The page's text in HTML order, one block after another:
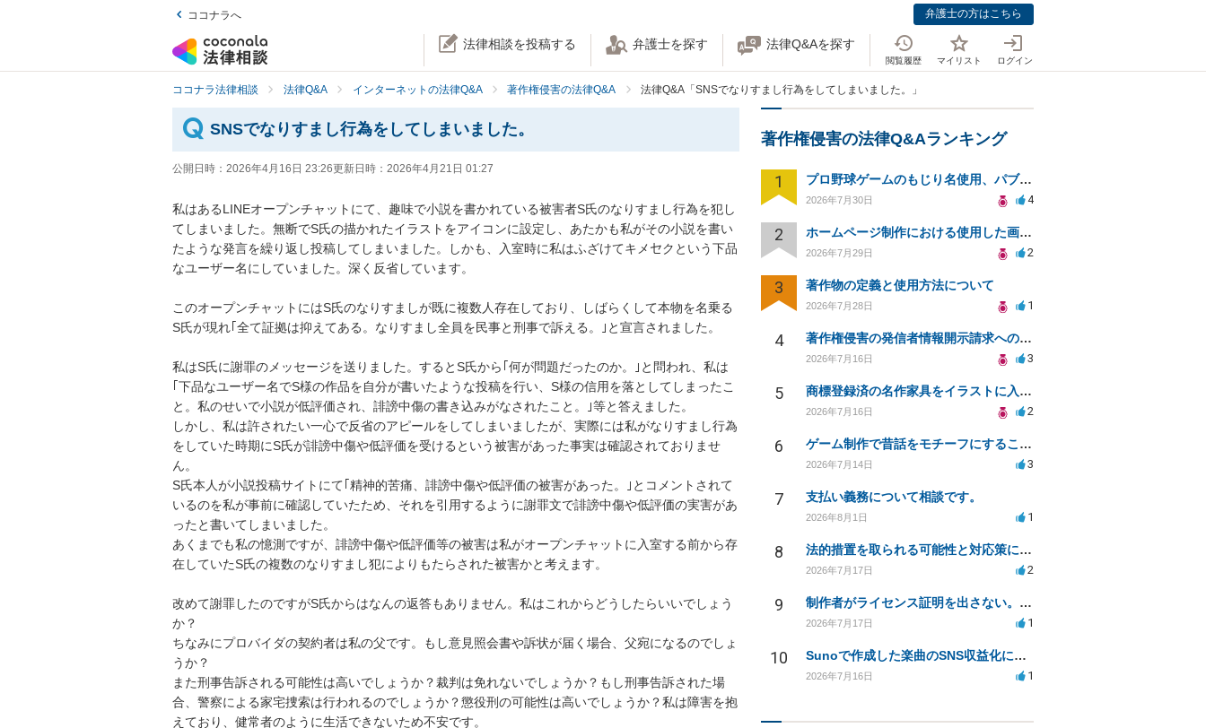
ココナラへ 弁護士の方はこちら
法律相談を投稿する 弁護士を探す 法律Q&Aを探す
閲覧履歴 マイリスト ログイン
ココナラ法律相談 法律Q&A インターネットの法律Q&A 著作権侵害の法律Q&A 法律Q&A「SNSでなりすまし行為をしてしまいました。」
SNSでなりすまし行為をしてしまいました。
公開日時： 2026年4月16日 23:26更新日時： 2026年4月21日 01:27
私はあるLINEオープンチャットにて、趣味で小説を書かれている被害者S氏のなりすまし行為を犯し
てしまいました。無断でS氏の描かれたイラストをアイコンに設定し、あたかも私がその小説を書い
たような発言を繰り返し投稿してしまいました。しかも、入室時に私はふざけてキメㆤクという下品
なユーザー名にしていました。深く反省しています。
このオープンチャットにはS氏のなりすましが既に複数人存在しており、しばらくして本物を名乗る
S氏が現れ｢全て証拠は抑えてある。なりすまし全員を民事と刑事で訴える。｣と宣言されました。
私はS氏に謝罪のメッセージを送りました。するとS氏から｢何が問題だったのか。｣と問われ、私は
｢下品なユーザー名でS様の作品を自分が書いたような投稿を行い、S様の信用を落としてしまったこ
と。私のせいで小説が低評価され、誹謗中傷の書き込みがなされたこと。｣等と答えました。
しかし、私は許されたい一心で反省のアピールをしてしまいましたが、実際には私がなりすまし行為
をしていた時期にS氏が誹謗中傷や低評価を受けるという被害があった事実は確認されておりませ
ん。
S氏本人が小説投稿サイトにて｢精神的苦痛、誹謗中傷や低評価の被害があった。｣とコメントされて
いるのを私が事前に確認していたため、それを引用するように謝罪文で誹謗中傷や低評価の実害があ
ったと書いてしまいました。
あくまでも私の憶測ですが、誹謗中傷や低評価等の被害は私がオープンチャットに入室する前から存
在していたS氏の複数のなりすまし犯によりもたらされた被害かと考えます。
改めて謝罪したのですがS氏からはなんの返答もありません。私はこれからどうしたらいいでしょう
か？
ちなみにプロバイダの契約者は私の父です。もし意見照会書や訴状が届く場合、父宛になるのでしょ
うか？
また刑事告訴される可能性は高いでしょうか？裁判は免れないでしょうか？もし刑事告訴された場
合、警察による家宅捜索は行われるのでしょうか？懲役刑の可能性は高いでしょうか？私は障害を抱
えており、健常者のように生活できないため不安です。
著作権侵害の法律Q&Aランキング
1 プロ野球ゲームのもじり名使用、パブリシティ権の影響は？
2026年7月30日 4
2 ホームページ制作における使用した画像や文章の著作権について
2026年7月29日 2
3 著作物の定義と使用方法について
2026年7月28日 1
4 著作権侵害の発信者情報開示請求への対応策について相談
2026年7月16日 3
5 商標登録済の名作家具をイラストに入れて販売するのは違法でしょうか
2026年7月16日 2
6 ゲーム制作で昔話をモチーフにすることは著作権的にセーフかどうか
2026年7月14日 3
7 支払い義務について相談です。
2026年8月1日 1
8 法的措置を取られる可能性と対応策についての相談
2026年7月17日 2
9 制作者がライセンス証明を出さない。逃げられないように、今すぐ法的に何をすべきか
2026年7月17日 1
10 Sunoで作成した楽曲のSNS収益化における法的問題は？
2026年7月16日 1